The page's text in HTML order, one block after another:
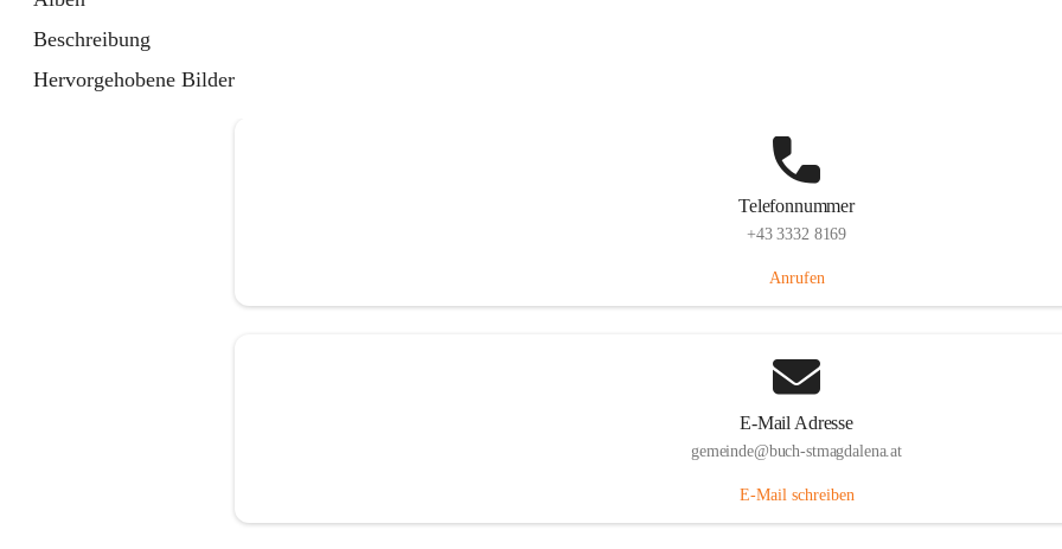
Beschreibung
Hervorgehobene Bilder
Telefonnummer
+43 3332 8169
Anrufen
E-Mail Adresse
gemeinde@buch-stmagdalena.at
E-Mail schreiben